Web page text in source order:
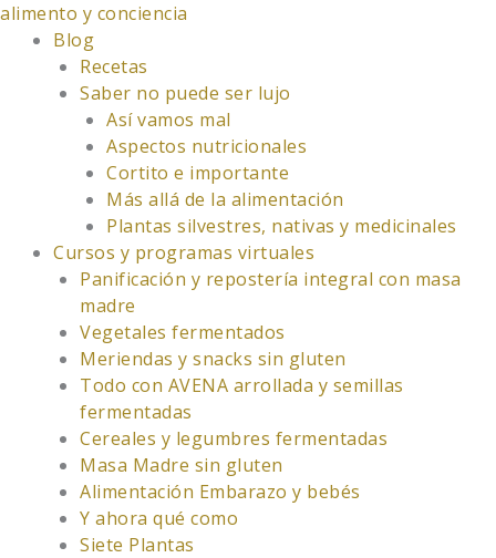
Ir
contenido
alimento y conciencia
Blog
Recetas
Saber no puede ser lujo
Así vamos mal
Aspectos nutricionales
Cortito e importante
Más allá de la alimentación
Plantas silvestres, nativas y medicinales
Cursos y programas virtuales
Panificación y repostería integral con masa
madre
Vegetales fermentados
Meriendas y snacks sin gluten
Todo con AVENA arrollada y semillas
fermentadas
Cereales y legumbres fermentadas
Masa Madre sin gluten
Alimentación Embarazo y bebés
Y ahora qué como
Siete Plantas